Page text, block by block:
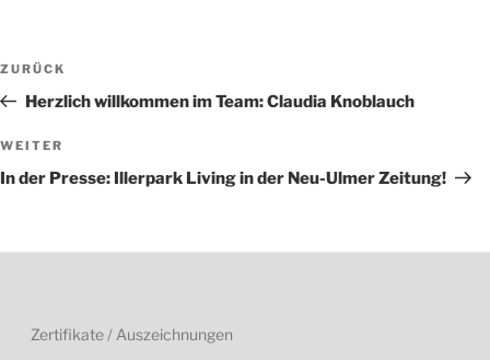
Beitragsnavigation
Vorheriger
Beitrag
ZURÜCK
Herzlich willkommen im Team: Claudia Knoblauch
Nächster
Beitrag
WEITER
In der Presse: Illerpark Living in der Neu-Ulmer Zeitung!
Zertifikate / Auszeichnungen